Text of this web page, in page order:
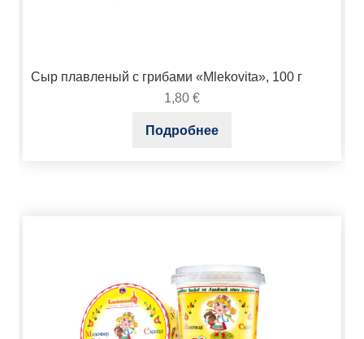
Сыр плавленый с грибами «Mlekovita», 100 г
1,80 €
Подробнее